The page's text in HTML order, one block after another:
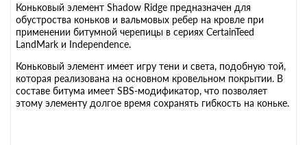
Коньковый элемент Shadow Ridge предназначен для
обустроства коньков и вальмовых ребер на кровле при
применении битумной черепицы в сериях CertainTeed
LandMark и Independence.
Коньковый элемент имеет игру тени и света, подобную той,
которая реализована на основном кровельном покрытии. В
составе битума имеет SBS-модификатор, что позволяет
этому элементу долгое время сохранять гибкость на коньке.